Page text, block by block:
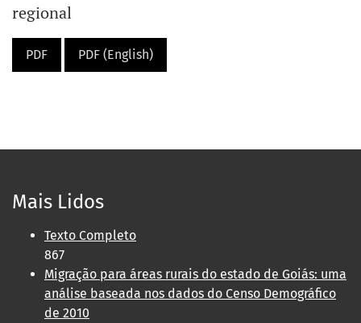
regional
PDF PDF (English)
Mais Lidos
Texto Completo
867
Migração para áreas rurais do estado de Goiás: uma
análise baseada nos dados do Censo Demográfico
de 2010